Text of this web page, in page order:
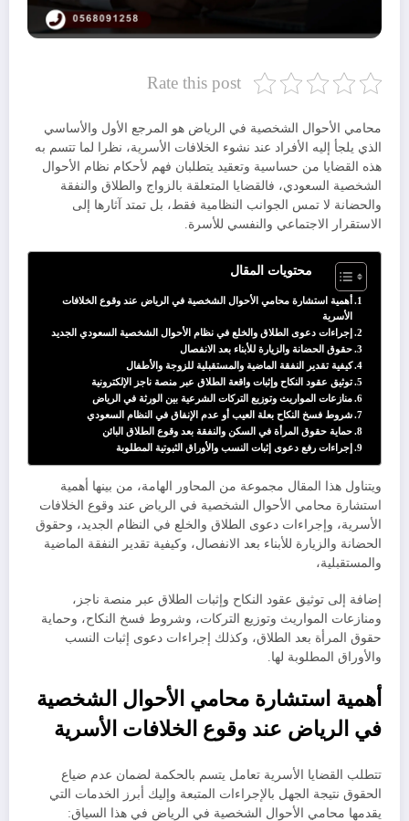
Rate this post
​محامي الأحوال الشخصية في الرياض هو المرجع الأول والأساسي
الذي يلجأ إليه الأفراد عند نشوء الخلافات الأسرية، نظرا لما تتسم به
هذه القضايا من حساسية وتعقيد يتطلبان فهم لأحكام نظام الأحوال
الشخصية السعودي، فالقضايا المتعلقة بالزواج والطلاق والنفقة
والحضانة لا تمس الجوانب النظامية فقط، بل تمتد آثارها إلى
الاستقرار الاجتماعي والنفسي للأسرة.
محتويات المقال
​أهمية استشارة محامي الأحوال الشخصية في الرياض عند وقوع الخلافات
الأسرية
​إجراءات دعوى الطلاق والخلع في نظام الأحوال الشخصية السعودي الجديد
​حقوق الحضانة والزيارة للأبناء بعد الانفصال
​كيفية تقدير النفقة الماضية والمستقبلية للزوجة والأطفال
​توثيق عقود النكاح وإثبات واقعة الطلاق عبر منصة ناجز الإلكترونية
​منازعات المواريث وتوزيع التركات الشرعية بين الورثة في الرياض
​شروط فسخ النكاح بعلة العيب أو عدم الإنفاق في النظام السعودي
​حماية حقوق المرأة في السكن والنفقة بعد وقوع الطلاق البائن
​إجراءات رفع دعوى إثبات النسب والأوراق الثبوتية المطلوبة
ويتناول هذا المقال مجموعة من المحاور الهامة، من بينها أهمية
استشارة محامي الأحوال الشخصية في الرياض عند وقوع الخلافات
الأسرية، وإجراءات دعوى الطلاق والخلع في النظام الجديد، وحقوق
الحضانة والزيارة للأبناء بعد الانفصال، وكيفية تقدير النفقة الماضية
والمستقبلية،
إضافة إلى توثيق عقود النكاح وإثبات الطلاق عبر منصة ناجز،
ومنازعات المواريث وتوزيع التركات، وشروط فسخ النكاح، وحماية
حقوق المرأة بعد الطلاق، وكذلك إجراءات دعوى إثبات النسب
والأوراق المطلوبة لها.
​أهمية استشارة محامي الأحوال الشخصية
في الرياض عند وقوع الخلافات الأسرية
​تتطلب القضايا الأسرية تعامل يتسم بالحكمة لضمان عدم ضياع
الحقوق نتيجة الجهل بالإجراءات المتبعة ​وإليك أبرز الخدمات التي
يقدمها محامي الأحوال الشخصية في الرياض في هذا السياق: